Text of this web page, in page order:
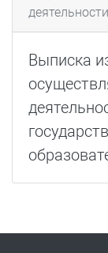
Выписка